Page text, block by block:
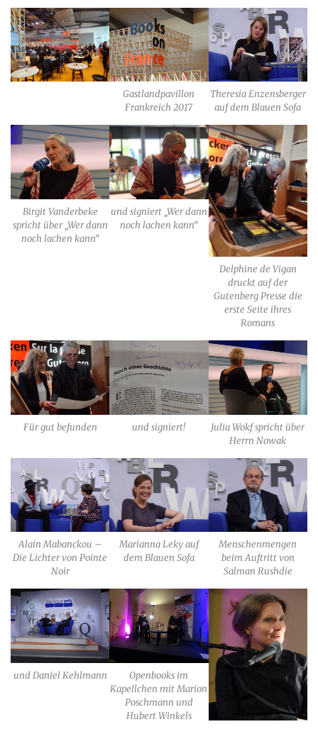
Gastlandpavillon
Frankreich 2017
Theresia Enzensberger
auf dem Blauen Sofa
Birgit Vanderbeke
spricht über „Wer dann
noch lachen kann“
und signiert „Wer dann
noch lachen kann“
Delphine de Vigan
druckt auf der
Gutenberg Presse die
erste Seite ihres
Romans
Für gut befunden und signiert!
Julia Wokf spricht über
Herrn Nowak
Alain Mabanckou –
Die Lichter von Pointe
Noir
Marianna Leky auf
dem Blauen Sofa
Menschenmengen
beim Auftritt von
Salman Rushdie
und Daniel Kehlmann
Openbooks im
Kapellchen mit Marion
Poschmann und
Hubert Winkels